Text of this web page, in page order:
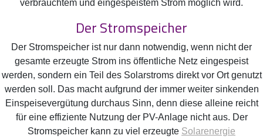
verbrauchtem und eingespeistem Strom möglich wird.
Der Stromspeicher
Der Stromspeicher ist nur dann notwendig, wenn nicht der
gesamte erzeugte Strom ins öffentliche Netz eingespeist
werden, sondern ein Teil des Solarstroms direkt vor Ort genutzt
werden soll. Das macht aufgrund der immer weiter sinkenden
Einspeisevergütung durchaus Sinn, denn diese alleine reicht
für eine effiziente Nutzung der PV-Anlage nicht aus. Der
Stromspeicher kann zu viel erzeugte Solarenergie